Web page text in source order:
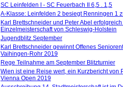
SC Leinfelden I - SC Feuerbach II 6,5 . 1,5
A-Klasse: Leinfelden 2 besiegt Renningen 1
Karl Brettschneider und Peter Abel
Einzelmeisterschaft von Schleswig-Holstein
Jugendblitz September
Karl Brettschneider gewinnt Offenes
Vaihingen-Rohr 2019
Rege Teilnahme am September Blitzturnier
Wien ist eine Reise wert, ein Kurzbericht von
Vienna Open 2019